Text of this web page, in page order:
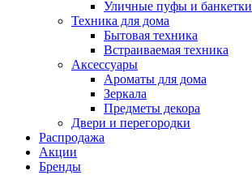
Уличные пуфы и банкетки
Техника для дома
Бытовая техника
Встраиваемая техника
Аксессуары
Ароматы для дома
Зеркала
Предметы декора
Двери и перегородки
Распродажа
Акции
Бренды